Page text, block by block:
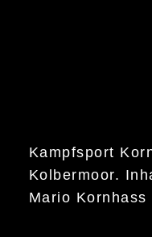
Kampfsport
Kolbermoor.
Mario Kornhass